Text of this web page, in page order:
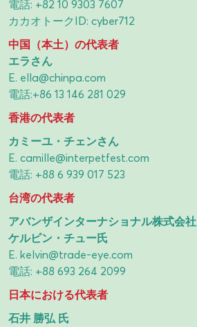
電話: +82 10 9303 7607
カカオトークID: cyber712
中国（本土）の代表者
エラさん
E. ella@chinpa.com
電話:+86 13 146 281 029
香港の代表者
カミーユ・チェンさん
E. camille@interpetfest.com
電話: +88 6 939 017 523
台湾の代表者
アバンザインターナショナル株式会社
ケルビン・チュー氏
E. kelvin@trade-eye.com
電話: +88 693 264 2099
日本における代表者
石井 勝弘 氏